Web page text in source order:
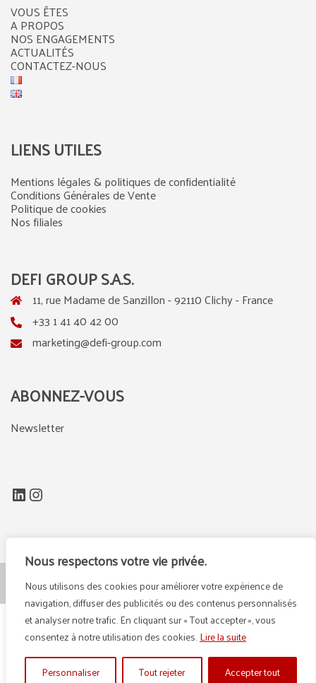
Nous respectons votre vie privée.
Nous utilisons des cookies pour améliorer votre expérience de
navigation, diffuser des publicités ou des contenus personnalisés
et analyser notre trafic. En cliquant sur « Tout accepter », vous
consentez à notre utilisation des cookies.Lire la suite
Personnaliser
Tout rejeter Accepter tout
VOUS ÊTES
A PROPOS
NOS ENGAGEMENTS
ACTUALITÉS
CONTACTEZ-NOUS
LIENS UTILES
Mentions légales & politiques de confidentialité
Conditions Générales de Vente
Politique de cookies
Nos filiales
DEFI GROUP S.A.S.
11, rue Madame de Sanzillon - 92110 Clichy - France
+33 1 41 40 42 00
marketing@defi-group.com
ABONNEZ-VOUS
Newsletter
LinkedIn
Instagram
© {2025} DEFI GROUP